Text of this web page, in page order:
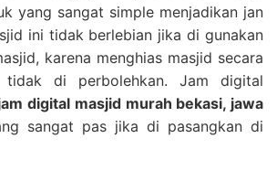
yang sangat simple menjadikan jan
ini tidak berlebian jika di gunakan
karena menghias masjid secara
tidak di perbolehkan. Jam digital
digital masjid murah bekasi, jawa
sangat pas jika di pasangkan di